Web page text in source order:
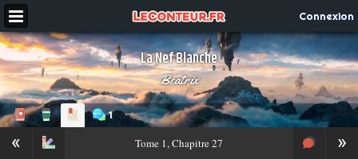
Connexion
La Nef Blanche
Beatrix
1
« »
Tome 1, Chapitre 27